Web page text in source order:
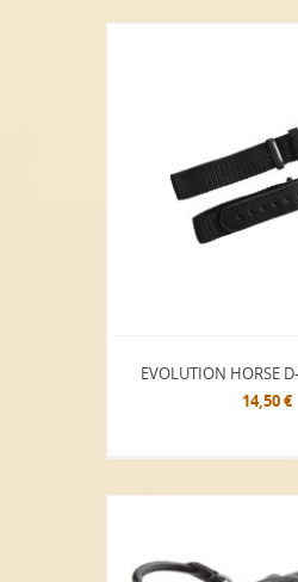
EVOLUTION HORSE
14,50 €